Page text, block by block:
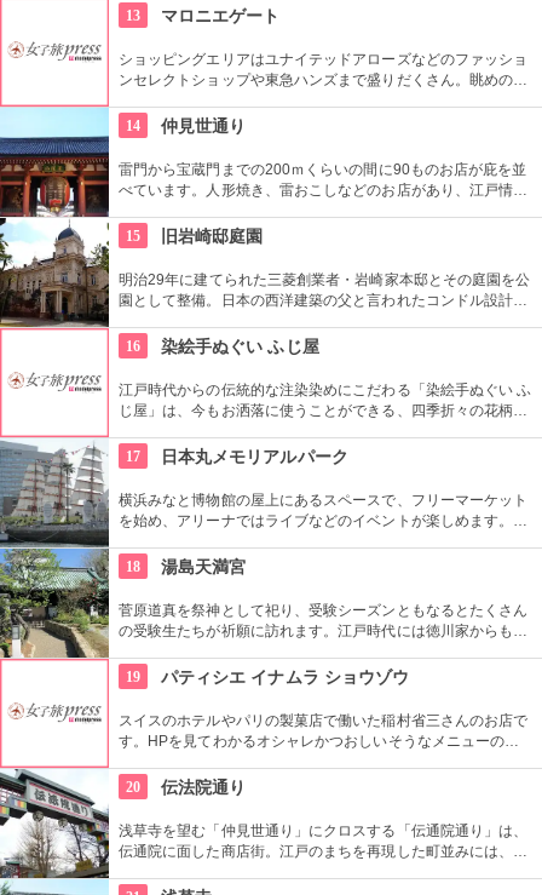
内にあるクイーンズパークで、その美しいドレープと伸びやか
な羽をテーマにした幻想的な姿を見ることができます。
13 マロニエゲート
ショッピングエリアはユナイテッドアローズなどのファッショ
ンセレクトショップや東急ハンズまで盛りだくさん。眺めの良
トンプソンなど、世界のグルメがカジュアルなスタイルで楽し
めます。
14 仲見世通り
雷門から宝蔵門までの200ｍくらいの間に90ものお店が庇を並
べています。人形焼き、雷おこしなどのお店があり、江戸情緒
15
旧岩崎邸庭園
明治29年に建てられた三菱創業者・岩崎家本邸とその庭園を公
園として整備。日本の西洋建築の父と言われたコンドル設計の
文化財にもなっている。
16 染絵手ぬぐい ふじ屋
江戸時代からの伝統的な注染染めにこだわる「染絵手ぬぐい ふ
じ屋」は、今もお洒落に使うことができる、四季折々の花柄や
地の小物も各種扱っています。
17 日本丸メモリアルパーク
横浜みなと博物館の屋上にあるスペースで、フリーマーケット
を始め、アリーナではライブなどのイベントが楽しめます。も
財に指定されています。
18 湯島天満宮
菅原道真を祭神として祀り、受験シーズンともなるとたくさん
の受験生たちが祈願に訪れます。江戸時代には徳川家からも尊
おり、境内には約300本もの梅があり、毎年時期になるとかぐ
わしい香りを漂わせます。2月上旬〜3月上旬には梅祭りも開催
されて賑わいます。
19 パティシエ イナムラ ショウゾウ
スイスのホテルやパリの製菓店で働いた稲村省三さんのお店で
す。HPを見てわかるオシャレかつおしいそうなメニューの
を絶えません。
20 伝法院通り
浅草寺を望む「仲見世通り」にクロスする「伝通院通り」は、
伝通院に面した商店街。江戸のまちを再現した町並みには、屋